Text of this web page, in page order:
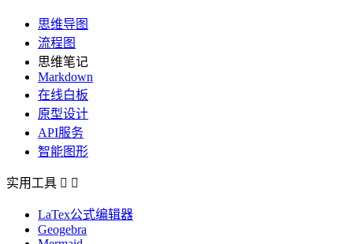
思维导图
流程图
思维笔记
Markdown
在线白板
原型设计
API服务
智能图形
实用工具  
LaTex公式编辑器
Geogebra